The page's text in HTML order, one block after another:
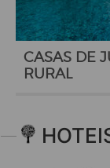
CASAS DE
RURAL